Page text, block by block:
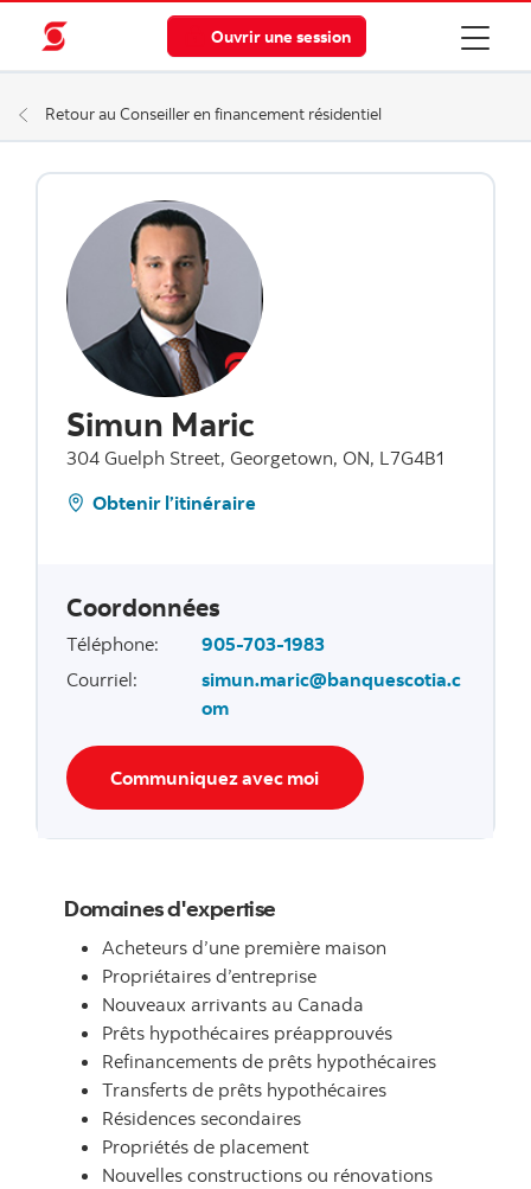
Ouvrir une session
Retour au Conseiller en financement résidentiel
Simun Maric
304 Guelph Street, Georgetown, ON, L7G4B1
Obtenir l’itinéraire
Coordonnées
Téléphone:
905-703-1983
Courriel:
simun.maric@banquescotia.c
om
Communiquez avec moi
Domaines d'expertise
Acheteurs d’une première maison
Propriétaires d’entreprise
Nouveaux arrivants au Canada
Prêts hypothécaires préapprouvés
Refinancements de prêts hypothécaires
Transferts de prêts hypothécaires
Résidences secondaires
Propriétés de placement
Nouvelles constructions ou rénovations